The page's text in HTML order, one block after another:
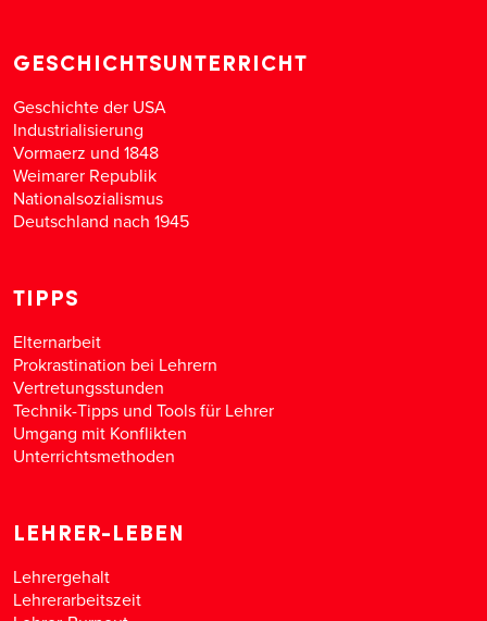
GESCHICHTSUNTERRICHT
Geschichte der USA
Industrialisierung
Vormaerz und 1848
Weimarer Republik
Nationalsozialismus
Deutschland nach 1945
TIPPS
Elternarbeit
Prokrastination bei Lehrern
Vertretungsstunden
Technik-Tipps und Tools für Lehrer
Umgang mit Konflikten
Unterrichtsmethoden
LEHRER-LEBEN
Lehrergehalt
Lehrerarbeitszeit